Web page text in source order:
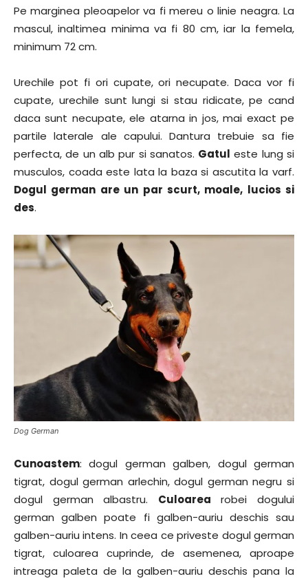
Pe marginea pleoapelor va fi mereu o linie neagra. La
mascul, inaltimea minima va fi 80 cm, iar la femela,
minimum 72 cm.
Urechile pot fi ori cupate, ori necupate. Daca vor fi
cupate, urechile sunt lungi si stau ridicate, pe cand
daca sunt necupate, ele atarna in jos, mai exact pe
partile laterale ale capului. Dantura trebuie sa fie
perfecta, de un alb pur si sanatos. Gatul este lung si
musculos, coada este lata la baza si ascutita la varf.
Dogul german are un par scurt, moale, lucios si
des.
Dog German
Cunoastem: dogul german galben, dogul german
tigrat, dogul german arlechin, dogul german negru si
dogul german albastru. Culoarea robei dogului
german galben poate fi galben-auriu deschis sau
galben-auriu intens. In ceea ce priveste dogul german
tigrat, culoarea cuprinde, de asemenea, aproape
intreaga paleta de la galben-auriu deschis pana la